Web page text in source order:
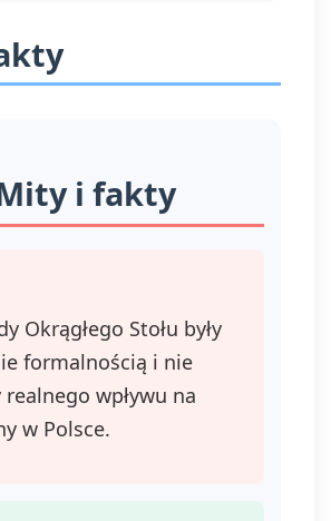
i fakty
Okrągłego Stołu były
formalnością i nie
realnego wpływu na
w Polsce.